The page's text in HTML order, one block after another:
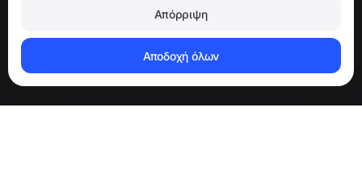
ρυθμίσεις του προγράμματος περιήγησής σας.
Απόρριψη
Αποδοχή όλων
Διαγραφή λογαριασμού και δεδομένων